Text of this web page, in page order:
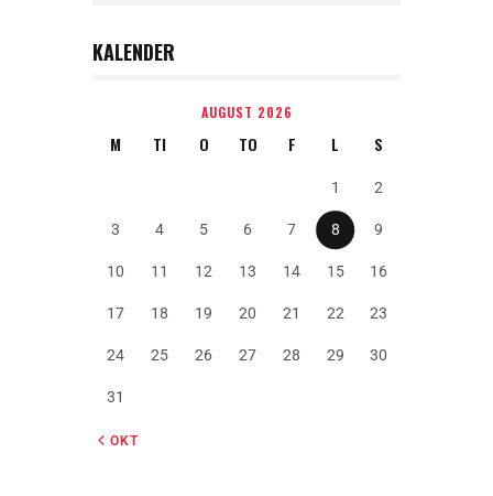
KALENDER
AUGUST 2026
M TI O TO F L S
1 2
3 4 5 6 7 8 9
10 11 12 13 14 15 16
17 18 19 20 21 22 23
24 25 26 27 28 29 30
31
« OKT